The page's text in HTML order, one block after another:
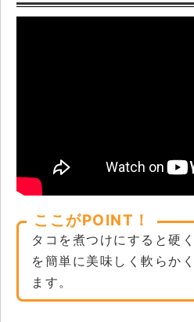
ここがPOINT！
タコを煮つけにすると硬
を簡単に美味しく軟らか
ます。